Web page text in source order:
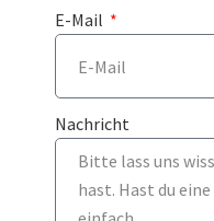
E-Mail
Nachricht